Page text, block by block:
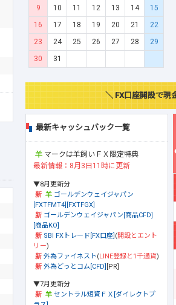
9
10 11 12 13 14
15
16
17 18 19 20 21
22
23
24 25 26 27 28
29
30
31
＼ FX口座開設で現
最新キャッシュバック一覧
マークは羊飼いＦＸ限定特典
最新情報：8月3日11時に更新
▼8月更新分
ゴールデンウェイジャパン
[FXTFMT4][FXTFGX]
ゴールデンウェイジャパン[商品CFD]
[商品KO]
SBI FXトレード[FX口座] (開設とエント
リー)
外為ファイネスト(LINE登録と1千通貨)
外為どっとコム[CFD] [PR]
▼7月更新分
セントラル短資ＦＸ[ダイレクトプ